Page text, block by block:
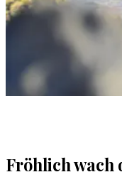
Fröhlich wach